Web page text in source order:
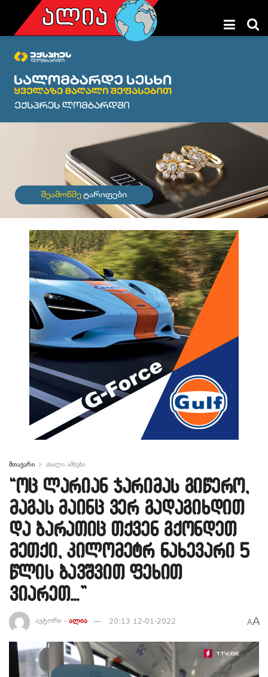
მთავარი ახალი ამბები
“ოც ლარიან ჯარიმას გიწერო,
მაგას მაინც ვერ გადაგიხდით
და ბარათიც თქვენ გქონდეთ
მეთქი, კილომეტრ ნახევარი 5
წლის ბავშვით ფეხით
ვიარეთ…”
ავტორი - ალია 20:13 12-01-2022 AA